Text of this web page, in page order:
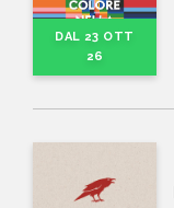
DAL 23 OTT
26